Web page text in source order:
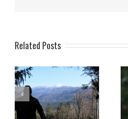
Related Posts
Rok Černe – Ime tedna na
Valu 202